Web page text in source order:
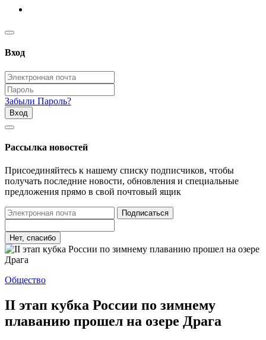
Вход
Забыли Пароль?
Вход
Рассылка новостей
Присоединяйтесь к нашему списку подписчиков, чтобы
получать последние новости, обновления и специальные
предложения прямо в свой почтовый ящик
Подписаться
Нет, спасибо
Общество
II этап кубка России по зимнему
плаванию прошел на озере Драга